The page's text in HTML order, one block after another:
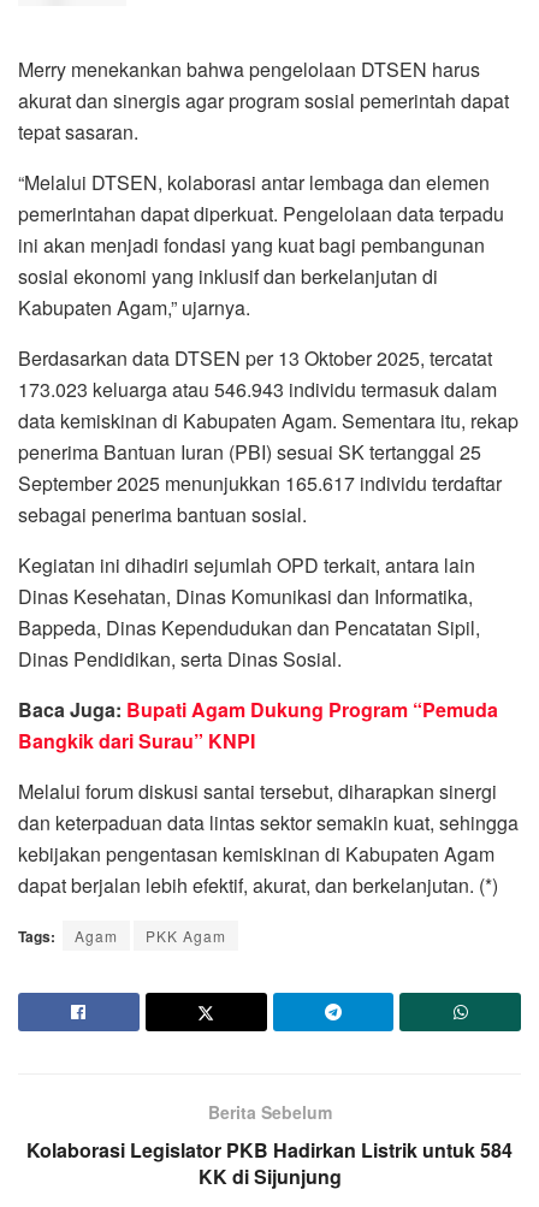
Merry menekankan bahwa pengelolaan DTSEN harus
akurat dan sinergis agar program sosial pemerintah dapat
tepat sasaran.
“Melalui DTSEN, kolaborasi antar lembaga dan elemen
pemerintahan dapat diperkuat. Pengelolaan data terpadu
ini akan menjadi fondasi yang kuat bagi pembangunan
sosial ekonomi yang inklusif dan berkelanjutan di
Kabupaten Agam,” ujarnya.
Berdasarkan data DTSEN per 13 Oktober 2025, tercatat
173.023 keluarga atau 546.943 individu termasuk dalam
data kemiskinan di Kabupaten Agam. Sementara itu, rekap
penerima Bantuan Iuran (PBI) sesuai SK tertanggal 25
September 2025 menunjukkan 165.617 individu terdaftar
sebagai penerima bantuan sosial.
Kegiatan ini dihadiri sejumlah OPD terkait, antara lain
Dinas Kesehatan, Dinas Komunikasi dan Informatika,
Bappeda, Dinas Kependudukan dan Pencatatan Sipil,
Dinas Pendidikan, serta Dinas Sosial.
Baca Juga: Bupati Agam Dukung Program “Pemuda
Bangkik dari Surau” KNPI
Melalui forum diskusi santai tersebut, diharapkan sinergi
dan keterpaduan data lintas sektor semakin kuat, sehingga
kebijakan pengentasan kemiskinan di Kabupaten Agam
dapat berjalan lebih efektif, akurat, dan berkelanjutan. (*)
Tags: Agam PKK Agam
Berita Sebelum
Kolaborasi Legislator PKB Hadirkan Listrik untuk 584
KK di Sijunjung